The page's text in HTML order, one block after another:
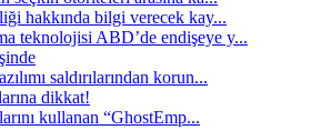
hakkında bilgi verecek kay...
teknolojisi ABD’de endişeye y...
saldırılarından korun...
dikkat!
kullanan “GhostEmp...